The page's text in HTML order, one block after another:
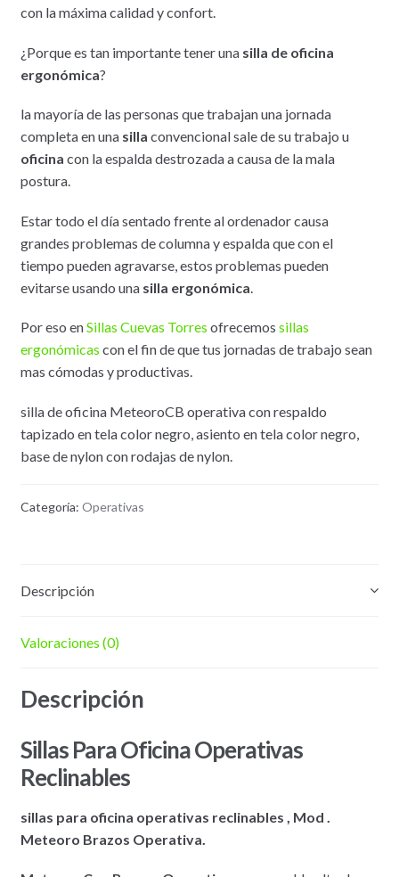
con la máxima calidad y confort.
¿Porque es tan importante tener una silla de oficina
ergonómica?
la mayoría de las personas que trabajan una jornada
completa en una silla convencional sale de su trabajo u
oficina con la espalda destrozada a causa de la mala
postura.
Estar todo el día sentado frente al ordenador causa
grandes problemas de columna y espalda que con el
tiempo pueden agravarse, estos problemas pueden
evitarse usando una silla ergonómica
Por eso enSillas Cuevas Torres ofrecemos sillas
ergonómicas con el fin de que tus jornadas de trabajo sean
mas cómodas y productivas.
silla de oficina MeteoroCB operativa con respaldo
tapizado en tela color negro, asiento en tela color negro,
base de nylon con rodajas de nylon.
Categoría: Operativas
Descripción
Valoraciones (0)
Descripción
Sillas Para Oficina Operativas
Reclinables
sillas para oficina operativas reclinables , Mod .
Meteoro Brazos Operativa.